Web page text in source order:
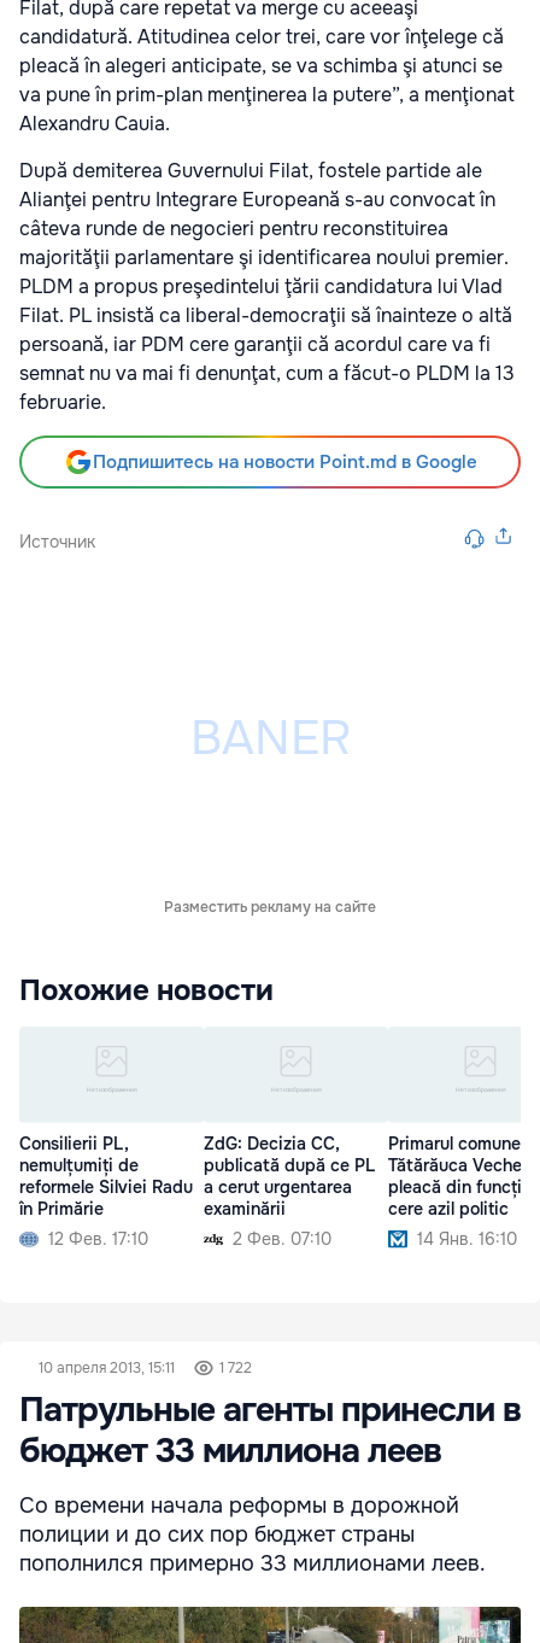
Filat, după care repetat va merge cu aceeaşi
candidatură. Atitudinea celor trei, care vor înţelege că
pleacă în alegeri anticipate, se va schimba şi atunci se
va pune în prim-plan menţinerea la putere”, a menţionat
Alexandru Cauia.
După demiterea Guvernului Filat, fostele partide ale
Alianţei pentru Integrare Europeană s-au convocat în
câteva runde de negocieri pentru reconstituirea
majorităţii parlamentare şi identificarea noului premier.
PLDM a propus preşedintelui ţării candidatura lui Vlad
Filat. PL insistă ca liberal-democraţii să înainteze o altă
persoană, iar PDM cere garanţii că acordul care va fi
semnat nu va mai fi denunţat, cum a făcut-o PLDM la 13
februarie.
Подпишитесь на новости Point.md в Google
Источник
Разместить рекламу на сайте
Похожие новости
Consilierii PL,
nemulțumiți de
reformele Silviei Radu
în Primărie
12 Фев. 17:10
ZdG: Decizia CC,
publicată după ce PL
a cerut urgentarea
examinării
2 Фев. 07:10
Primarul comunei
Tătărăuca Veche
pleacă din funcție
cere azil politic
14 Янв. 16:10
10 апреля 2013, 15:11 1 722
Патрульные агенты принесли в
бюджет 33 миллиона леев
Со времени начала реформы в дорожной
полиции и до сих пор бюджет страны
пополнился примерно 33 миллионами леев.